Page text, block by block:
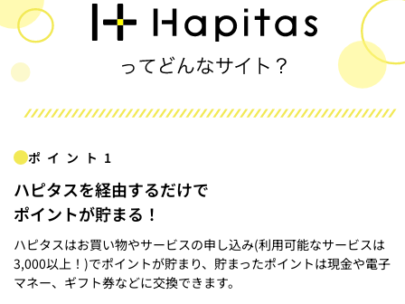
ポイント1
ハピタスを経由するだけで
ポイントが貯まる！
ハピタスはお買い物やサービスの申し込み(利用可能なサービスは
3,000以上！)でポイントが貯まり、貯まったポイントは現金や電子
マネー、ギフト券などに交換できます。